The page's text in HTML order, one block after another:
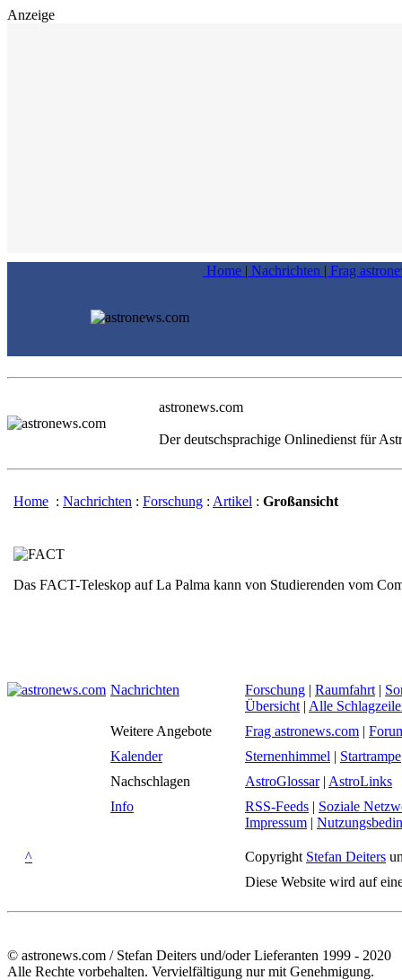
Anzeige
Home | Nachrichten | Frag
astronews.com
Der deutschsprachige Onlinedienst für
Home : Nachrichten : Forschung : Artikel : Großansicht
Das FACT-Teleskop auf La Palma kann von Studierenden vom
Nachrichten Forschung | Raumfahrt |
Übersicht | Alle
Weitere Angebote
Frag astronews.com |
Kalender
Sternenhimmel | Startrampe
Nachschlagen
AstroGlossar| AstroLinks
Info
RSS-Feeds | Soziale
Impressum |
^ Copyright Stefan Deiters
Diese Website wird auf
© astronews.com / Stefan Deiters und/oder Lieferanten 1999 - 2020
Alle Rechte vorbehalten. Vervielfältigung nur mit Genehmigung.